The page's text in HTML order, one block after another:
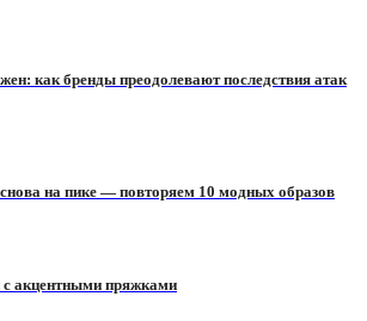
как бренды преодолевают последствия атак
на пике — повторяем 10 модных образов
с акцентными пряжками